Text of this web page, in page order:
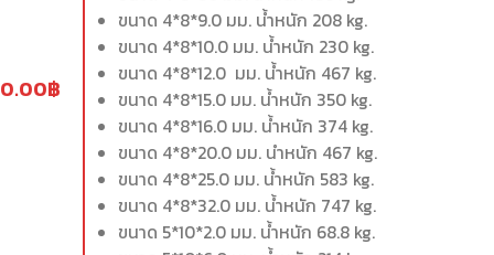
0.00฿
ขนาด 4*8*9.0 มม. น้ำหนัก 208 kg.
ขนาด 4*8*10.0 มม. น้ำหนัก 230 kg.
ขนาด 4*8*12.0 มม. น้ำหนัก 467 kg.
ขนาด 4*8*15.0 มม. น้ำหนัก 350 kg.
ขนาด 4*8*16.0 มม. น้ำหนัก 374 kg.
ขนาด 4*8*20.0 มม. นำหนัก 467 kg.
ขนาด 4*8*25.0 มม. น้ำหนัก 583 kg.
ขนาด 4*8*32.0 มม. น้ำหนัก 747 kg.
ขนาด 5*10*2.0 มม. น้ำหนัก 68.8 kg.